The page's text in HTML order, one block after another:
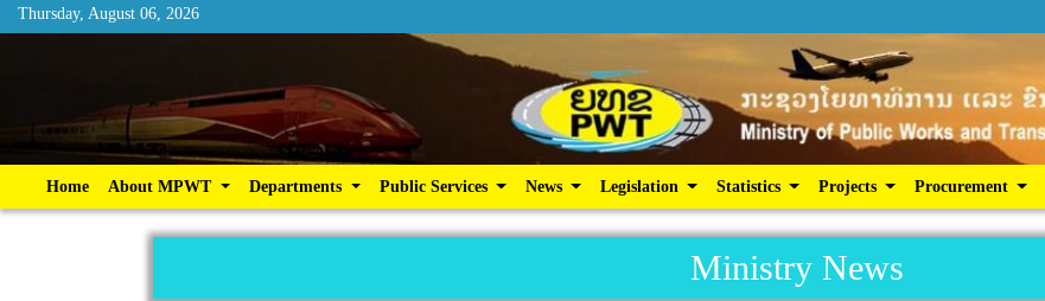
Thursday, August 06, 2026
Home About MPWT Departments Public Services News Legislation Statistics Projects
Thursday, August 06, 2026
Home About MPWT Departments Public Services News Legislation Statistics Projects Procurement
Ministry News